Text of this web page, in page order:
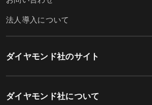
法人導入について
ダイヤモンド社のサイト
ダイヤモンド社について